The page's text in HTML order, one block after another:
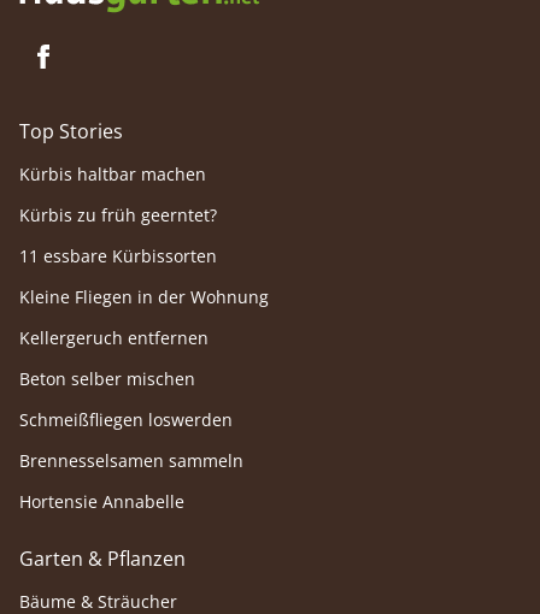
Top Stories
Kürbis haltbar machen
Kürbis zu früh geerntet?
11 essbare Kürbissorten
Kleine Fliegen in der Wohnung
Kellergeruch entfernen
Beton selber mischen
Schmeißfliegen loswerden
Brennesselsamen sammeln
Hortensie Annabelle
Garten & Pflanzen
Bäume & Sträucher